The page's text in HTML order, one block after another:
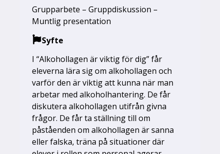
Grupparbete – Gruppdiskussion –
Muntlig presentation
Syfte
I “Alkohollagen är viktig för dig” får
eleverna lära sig om alkohollagen och
varför den är viktig att kunna när man
arbetar med alkoholhantering. De får
diskutera alkohollagen utifrån givna
frågor. De får ta ställning till om
påståenden om alkohollagen är sanna
eller falska, träna på situationer där